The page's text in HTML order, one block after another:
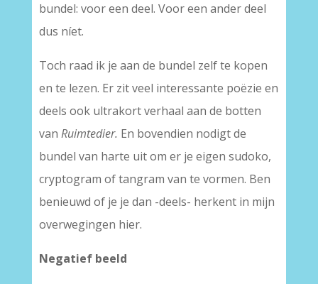
bundel: voor een deel. Voor een ander deel
dus níet.
Toch raad ik je aan de bundel zelf te kopen
en te lezen. Er zit veel interessante poëzie en
deels ook ultrakort verhaal aan de botten
van Ruimtedier. En bovendien nodigt de
bundel van harte uit om er je eigen sudoko,
cryptogram of tangram van te vormen. Ben
benieuwd of je je dan -deels- herkent in mijn
overwegingen hier.
Negatief beeld